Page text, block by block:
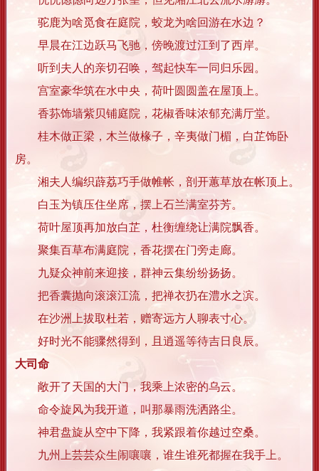
驼鹿为啥觅食在庭院，蛟龙为啥回游在水边？
早晨在江边跃马飞驰，傍晚渡过江到了西岸。
听到夫人的亲切召唤，驾起快车一同归乐园。
宫室豪华筑在水中央，荷叶圆圆盖在屋顶上。
香荪饰墙紫贝铺庭院，花椒香味浓郁充满厅堂。
桂木做正梁，木兰做椽子，辛夷做门楣，白芷饰卧
房。
湘夫人编织薜荔巧手做帷帐，剖开蕙草放在帐顶上。
白玉为镇压住坐席，摆上石兰满室芬芳。
荷叶屋顶再加放白芷，杜衡缠绕让满院飘香。
聚集百草布满庭院，香花摆在门旁走廊。
九疑众神前来迎接，群神云集纷纷扬扬。
把香囊抛向滚滚江流，把禅衣扔在澧水之滨。
在沙洲上拔取杜若，赠寄远方人聊表寸心。
好时光不能骤然得到，且逍遥等待吉日良辰。
大司命
敞开了天国的大门，我乘上浓密的乌云。
命令旋风为我开道，叫那暴雨洗洒路尘。
神君盘旋从空中下降，我紧跟着你越过空桑。
九州上芸芸众生闹嚷嚷，谁生谁死都握在我手上。